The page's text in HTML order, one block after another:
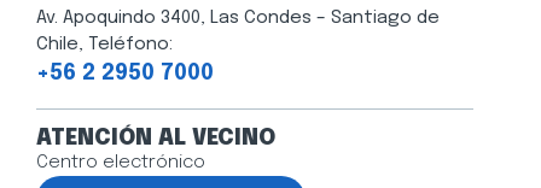
Av. Apoquindo 3400, Las Condes – Santiago de
Chile, Teléfono:
+56 2 2950 7000
ATENCIÓN AL VECINO
Centro electrónico